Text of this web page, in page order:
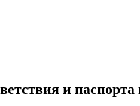
и паспорта